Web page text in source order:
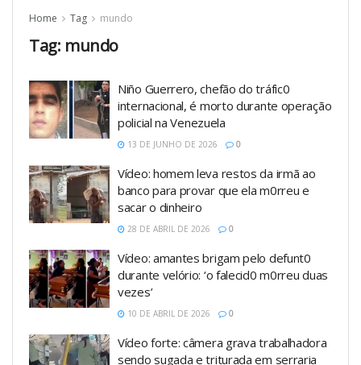
Home Tag mundo
Tag: mundo
Niño Guerrero, chefão do tráfic0
internacional, é morto durante operação
policial na Venezuela
13 DE JUNHO DE 2026 0
Vídeo: homem leva restos da irmã ao
banco para provar que ela m0rreu e
sacar o dinheiro
28 DE ABRIL DE 2026 0
Vídeo: amantes brigam pelo defunt0
durante velório: ‘o falecid0 m0rreu duas
vezes’
10 DE ABRIL DE 2026 0
Vídeo forte: câmera grava trabalhadora
sendo sugada e triturada em serraria